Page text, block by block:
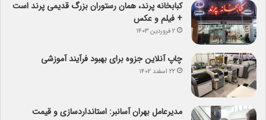
کبابخانه پرند، همان رستوران بزرگ قدیمی پرند است
+ فیلم و عکس
۲ فروردین ۱۴۰۳
چاپ آنلاین جزوه برای بهبود فرآیند آموزشی
۲۲ اسفند ۱۴۰۲
مدیرعامل بهران آسانبر: استانداردسازی و قیمت